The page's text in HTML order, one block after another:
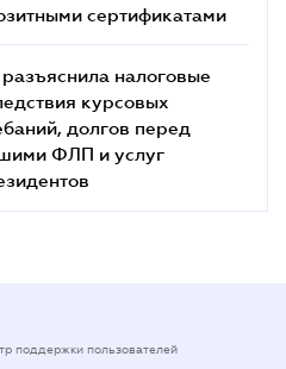
сертификатами
налоговые
курсовых
долгов перед
ФЛП и услуг
поддержки пользователей